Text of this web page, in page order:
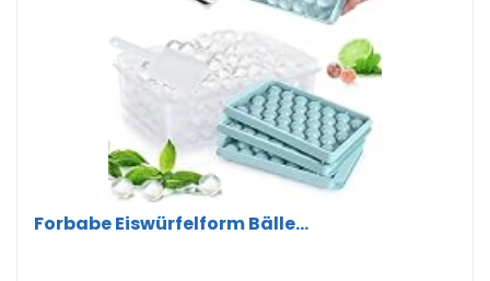
Forbabe Eiswürfelform Bälle...